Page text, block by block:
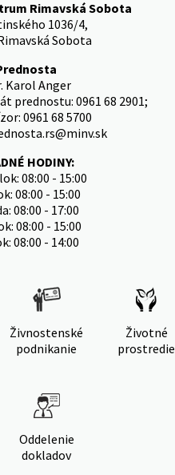
Rimavská Sobota
1036/4,
Sobota
Karol Anger
prednostu: 0961 68 2901;
0961 68 5700
HODINY:
08:00 - 15:00
08:00 - 15:00
08:00 - 17:00
08:00 - 15:00
08:00 - 14:00
Živnostenské
podnikanie
Životné
prostredie
Oddelenie
dokladov